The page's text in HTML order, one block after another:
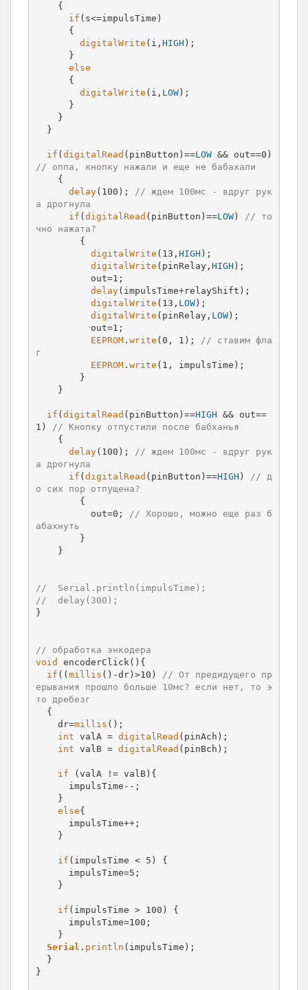
{
if (s<=impulsTime)
{
digitalWrite (i, HIGH );
}
else
{
digitalWrite (i, LOW);
}
}
}
if ( digitalRead (pinButton)==LOW
// оппа, кнопку нажали и еще не бабахали
{
delay(100); // ждем 100мс - вдруг рук
а дрогнула
if ( digitalRead (pinButton)==LOW) // то
чно нажата?
{
digitalWrite (13, HIGH );
digitalWrite (pinRelay, HIGH );
out=1;
delay(impulsTime+relayShift);
digitalWrite (13, LOW);
digitalWrite (pinRelay, LOW);
out=1;
EEPROM. write (0, 1); // ставим фла
г
EEPROM. write (1, impulsTime);
}
}
if ( digitalRead (pinButton)==HIGH && out==
1) // Кнопку отпустили после бабханья
{
delay(100); // ждем 100мс - вдруг рук
а дрогнула
if ( digitalRead (pinButton)==HIGH ) // д
о сих пор отпущена?
{
out=0; // Хорошо, можно еще раз б
абахнуть
}
}
//  Serial.println(impulsTime);
//  delay(300);
}
// обработка энкодера
void encoderClick(){
if (( millis ()-dr)>10) // От предидущего пр
ерывания прошло больше 10мс? если нет, то э
то дребезг
{
dr=millis ();
int valA = digitalRead (pinAch);
int valB = digitalRead (pinBch);
if (valA != valB){
impulsTime--;
}
else{
impulsTime++;
}
if (impulsTime < 5) {
impulsTime=5;
}
if (impulsTime > 100) {
impulsTime=100;
}
Serial . println (impulsTime);
}
}